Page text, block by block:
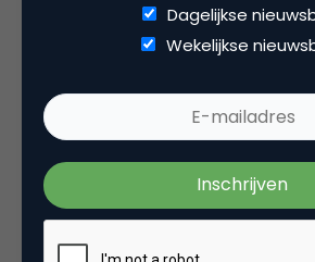
het ‘meten’ zijn hoe populair ze
zijn…… Niemand vraagt zich af
werkelijk aan hebben, vele
arbeids productiviteit verloren?
winst? Wie zal het zeggen?
Maar ik ga donderdag zeker
daarnaast veel ander werk te
dagen is voor mij niet weggelegd.
Dagelijkse
Wekelijkse